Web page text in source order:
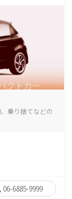
乗り捨てなどの
06-6885-9999